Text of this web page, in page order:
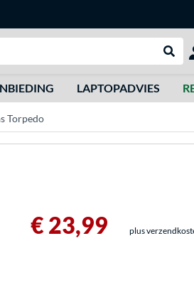
LAPTOPADVIES
Torpedo
€ 23,99 plus